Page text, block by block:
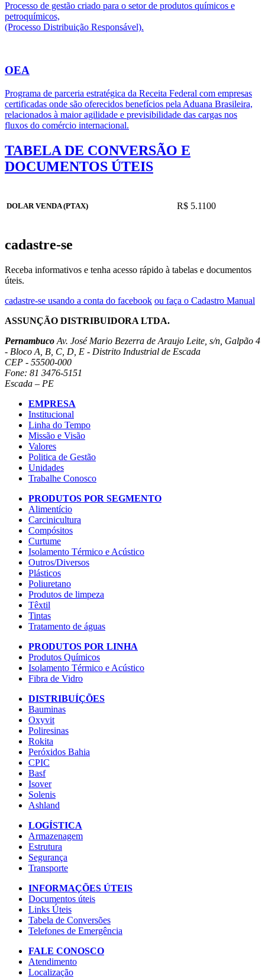
Processo de gestão criado para o setor de produtos químicos e
petroquímicos,
(Processo Distribuição Responsável).
OEA
Programa de parceria estratégica da Receita Federal com empresas
certificadas onde são oferecidos benefícios pela Aduana Brasileira,
relacionados à maior agilidade e previsibilidade das cargas nos
fluxos do comércio internacional.
TABELA DE CONVERSÃO E
DOCUMENTOS ÚTEIS
DOLAR VENDA (PTAX) R$ 5.1100
cadastre-se
Receba informativos e tenha acesso rápido à tabelas e documentos
úteis.
cadastre-se usando a conta do facebook ou faça o Cadastro Manual
ASSUNÇÃO DISTRIBUIDORA LTDA.
Pernambuco Av. José Mario Bezerra de Araujo Leite, s/n, Galpão 4
- Bloco A, B, C, D, E - Distrito Industrial de Escada
CEP - 55500-000
Fone: 81 3476-5151
Escada – PE
EMPRESA
Institucional
Linha do Tempo
Missão e Visão
Valores
Politica de Gestão
Unidades
Trabalhe Conosco
PRODUTOS POR SEGMENTO
Alimentício
Carcinicultura
Compósitos
Curtume
Isolamento Térmico e Acústico
Outros/Diversos
Plásticos
Poliuretano
Produtos de limpeza
Têxtil
Tintas
Tratamento de águas
PRODUTOS POR LINHA
Produtos Químicos
Isolamento Térmico e Acústico
Fibra de Vidro
DISTRIBUÍÇÕES
Bauminas
Oxyvit
Poliresinas
Rokita
Peróxidos Bahia
CPIC
Basf
Isover
Solenis
Ashland
LOGÍSTICA
Armazenagem
Estrutura
Segurança
Transporte
INFORMAÇÕES ÚTEIS
Documentos úteis
Links Úteis
Tabela de Conversões
Telefones de Emergência
FALE CONOSCO
Atendimento
Localização